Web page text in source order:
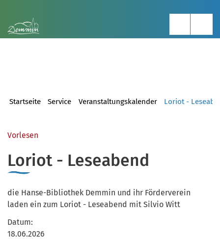
Startseite Service Veranstaltungskalender Loriot -
Vorlesen
Loriot - Leseabend
die Hanse-Bibliothek Demmin und ihr Förderverein
laden ein zum Loriot - Leseabend mit Silvio Witt
Datum:
18.06.2026